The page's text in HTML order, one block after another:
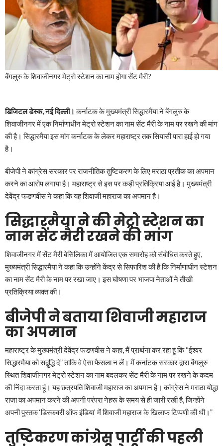
बेंगलुरु के शिवाजीनगर मेट्रो स्टेशन का नाम होगा सेंट मैरी?
डिजिटल डेस्क, नई दिल्ली। कर्नाटक के मुख्यमंत्री सिद्धारमैया ने बेंगलुरु के
शिवाजीनगर में एक निर्माणाधीन मेट्रो स्टेशन का नाम सेंट मैरी के नाम पर रखने की मांग
की है। सिद्धारमैया इस मांग कर्नाटक के लेकर महाराष्ट्र तक सियासी पारा हाई हो गया
है।
बीजेपी ने कांग्रेस सरकार पर राजनीतिक तुष्टिकरण के लिए मराठा प्रतीक का अपमान
करने का आरोप लगाया है। महाराष्ट्र से इस पर कड़ी प्रतिक्रिया आई है। मुख्यमंत्री
देवेंद्र फडणवीस ने कहा कि यह शिवाजी महाराज का अपमान है।
सिद्धारमैया ने की मेट्रो स्टेशन का
नाम सेंट मैरी रखने की मांग
शिवाजीनगर में सेंट मैरी बेसिलिका में आयोजित एक समारोह को संबोधित करते हुए,
मुख्यमंत्री सिद्धारमैया ने कहा कि उन्होंने केंद्र से सिफारिश की है कि निर्माणाधीन स्टेशन
का नाम सेंट मैरी के नाम पर रखा जाए। इस घोषणा पर भाजपा नेताओं ने तीखी
प्रतिक्रिया व्यक्त की।
बीजेपी ने बताया शिवाजी महाराज
का अपमान
महाराष्ट्र के मुख्यमंत्री देवेंद्र फडणवीस ने कहा, मैं प्रार्थना कर रहा हूं कि “ईश्वर
सिद्धारमैया को सद्बुद्धि दे” ताकि वे ऐसा फैसला न लें। मैं कर्नाटक सरकार द्वारा बेंगलुरु
स्थित शिवाजीनगर मेट्रो स्टेशन का नाम बदलकर सेंट मैरी के नाम पर रखने के कदम
की निंदा करता हूं। यह छत्रपति शिवाजी महाराज का अपमान है। कांग्रेस ने मराठा योद्धा
राजा का अपमान करने की अपनी परंपरा नेहरू के समय से ही जारी रखी है, जिन्होंने
अपनी पुस्तक ‘डिस्कवरी ऑफ इंडिया’ में शिवाजी महाराज के खिलाफ टिप्पणी की थी।”
तुष्टिकरण कांग्रेस पार्टी की पहली